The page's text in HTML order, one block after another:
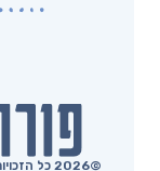
©2026 כל הזכויות שמורות